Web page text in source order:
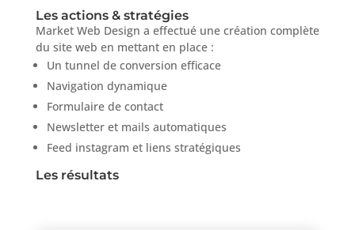
Les actions & stratégies
Market Web Design a effectué une création complète
du site web en mettant en place :
Un tunnel de conversion efficace
Navigation dynamique
Formulaire de contact
Newsletter et mails automatiques
Feed instagram et liens stratégiques
Les résultats